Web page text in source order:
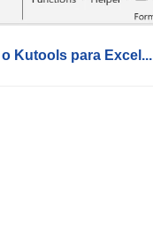
Kutools para Excel...